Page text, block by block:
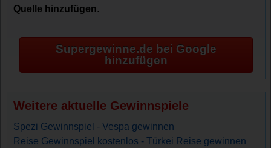
Quelle hinzufügen.
Supergewinne.de bei Google
hinzufügen
Weitere aktuelle Gewinnspiele
Spezi Gewinnspiel - Vespa gewinnen
Reise Gewinnspiel kostenlos - Türkei Reise gewinnen